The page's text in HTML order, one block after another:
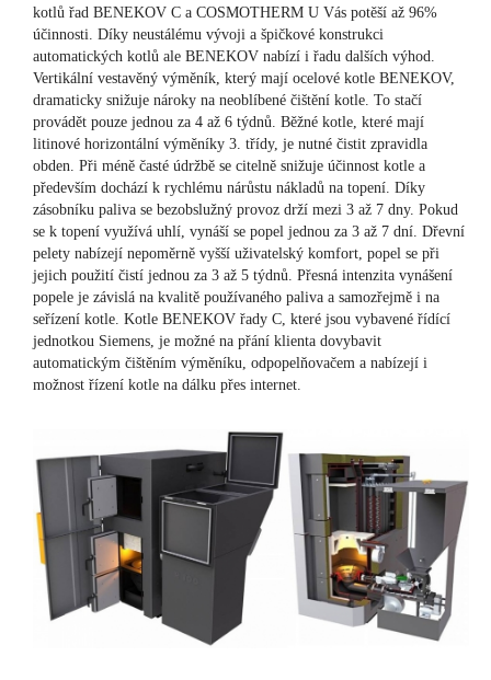
kotlů řad BENEKOV C a COSMOTHERM U Vás potěší až 96%
účinnosti. Díky neustálému vývoji a špičkové konstrukci
automatických kotlů ale BENEKOV nabízí i řadu dalších výhod.
Vertikální vestavěný výměník, který mají ocelové kotle BENEKOV,
dramaticky snižuje nároky na neoblíbené čištění kotle. To stačí
provádět pouze jednou za 4 až 6 týdnů. Běžné kotle, které mají
litinové horizontální výměníky 3. třídy, je nutné čistit zpravidla
obden. Při méně časté údržbě se citelně snižuje účinnost kotle a
především dochází k rychlému nárůstu nákladů na topení. Díky
zásobníku paliva se bezobslužný provoz drží mezi 3 až 7 dny. Pokud
se k topení využívá uhlí, vynáší se popel jednou za 3 až 7 dní. Dřevní
pelety nabízejí nepoměrně vyšší uživatelský komfort, popel se při
jejich použití čistí jednou za 3 až 5 týdnů. Přesná intenzita vynášení
popele je závislá na kvalitě používaného paliva a samozřejmě i na
seřízení kotle. Kotle BENEKOV řady C, které jsou vybavené řídící
jednotkou Siemens, je možné na přání klienta dovybavit
automatickým čištěním výměníku, odpopelňovačem a nabízejí i
možnost řízení kotle na dálku přes internet.